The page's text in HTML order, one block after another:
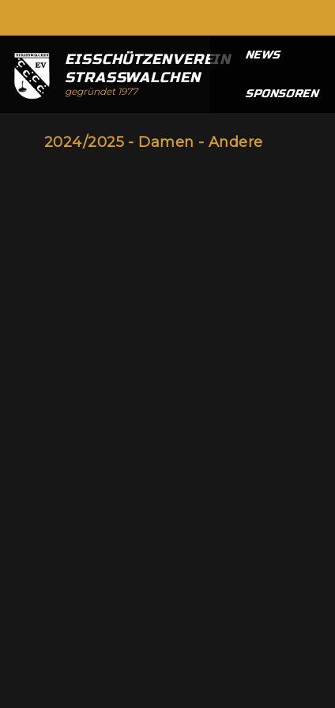
EISSCHÜTZENVEREIN
STRASSWALCHEN
gegründet 1977
NEWS
SPONSOREN
2024/2025 - Damen - Andere